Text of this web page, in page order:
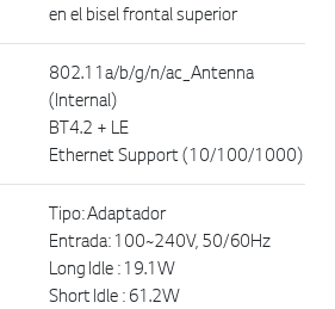
en el bisel frontal superior
802.11a/b/g/n/ac_Antenna
(Internal)
BT4.2 + LE
Ethernet Support (10/100/1000)
Tipo: Adaptador
Entrada: 100~240V, 50/60Hz
Long Idle : 19.1W
Short Idle : 61.2W